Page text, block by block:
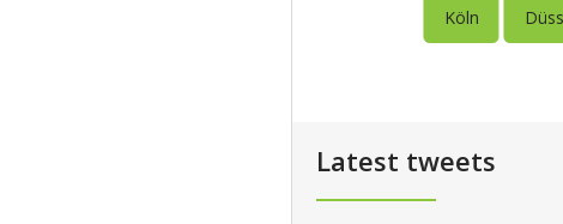
Köln
Latest tweets